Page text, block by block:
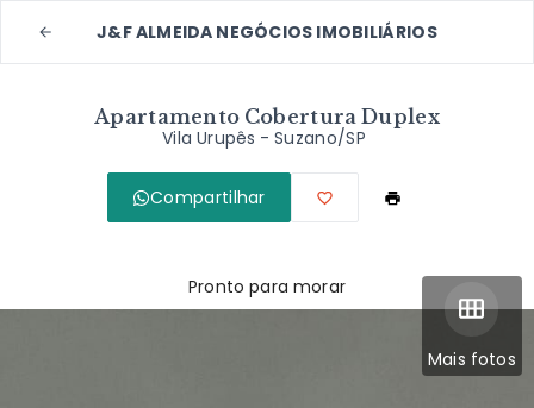
J&F ALMEIDA NEGÓCIOS IMOBILIÁRIOS
Apartamento Cobertura Duplex
Vila Urupês - Suzano/SP
Compartilhar
Mais fotos
Pronto para morar